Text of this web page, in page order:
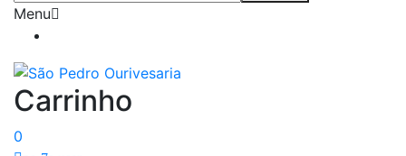
Menu
Carrinho
0